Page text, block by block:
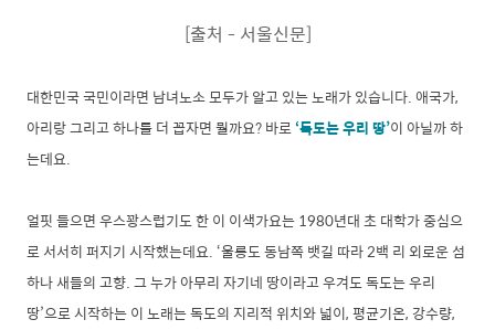
[출처 - 서울신문]
대한민국 국민이라면 남녀노소 모두가 알고 있는 노래가 있습니다. 애국가,
아리랑 그리고 하나를 더 꼽자면 뭘까요? 바로‘독도는 우리 땅’이 아닐까 하
는데요.
얼핏 들으면 우스꽝스럽기도 한 이 이색가요는 1980년대 초 대학가 중심으
로 서서히 퍼지기 시작했는데요. ‘울릉도 동남쪽 뱃길 따라 2백 리 외로운 섬
하나 새들의 고향. 그 누가 아무리 자기네 땅이라고 우겨도 독도는 우리
땅’으로 시작하는 이 노래는 독도의 지리적 위치와 넓이, 평균기온, 강수량,